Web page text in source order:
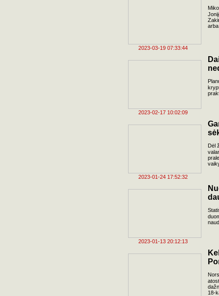
2023-03-19 07:33:44
2023-02-17 10:02:09
2023-01-24 17:52:32
Dėl
2023-01-13 20:12:13
18-